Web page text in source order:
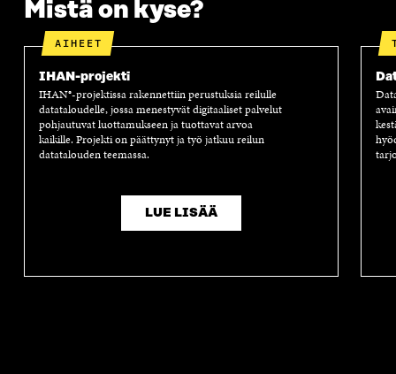
Mistä on kyse?
AIHEET
IHAN-projekti
IHAN®-projektissa rakennettiin perustuksia reilulle
datataloudelle, jossa menestyvät digitaaliset palvelut
pohjautuvat luottamukseen ja tuottavat arvoa
kaikille. Projekti on päättynyt ja työ jatkuu reilun
datatalouden teemassa.
LUE LISÄÄ